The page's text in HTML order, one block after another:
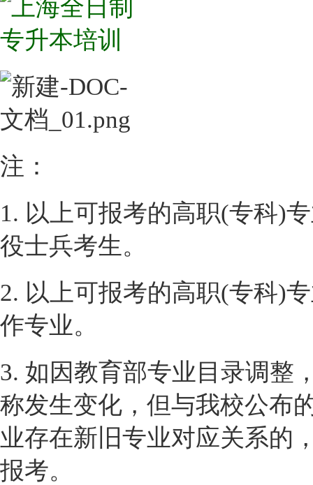
注：
1. 以上可报考的高职(专科)
役士兵考生。
2. 以上可报考的高职(专科)
作专业。
3. 如因教育部专业目录调整
称发生变化，但与我校公布
业存在新旧专业对应关系的
报考。